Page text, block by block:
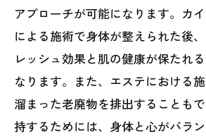
アプローチが可能になります。カ
による施術で身体が整えられた後
レッシュ効果と肌の健康が保たれ
なります。また、エステにおける
溜まった老廃物を排出することも
持するためには、身体と心がバラ